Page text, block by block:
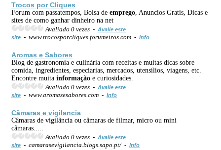
Trocos por Cliques
Forum com passatempos, Bolsa de emprego , Anuncios Gratis, Dicas e
sites de como ganhar dinheiro na net
Avaliado 0 vezes - Avalie este
site - www.trocosporcliques.forumeiros.com - Info
Aromas e Sabores
Blog de gastronomia e culinária com receitas e muitas dicas sobre
comida, ingredientes, especiarias, mercados, utensílios, viagens, etc.
Encontre muita informação e curiosidades.
Avaliado 0 vezes - Avalie este
site - www.aromasesabores.com - Info
Câmaras e vigilancia
Câmaras de vigilância ou câmaras de filmar, micro ou mini
câmaras.....
Avaliado 0 vezes - Avalie este
site - camarasevigilancia.blogs.sapo.pt/ - Info